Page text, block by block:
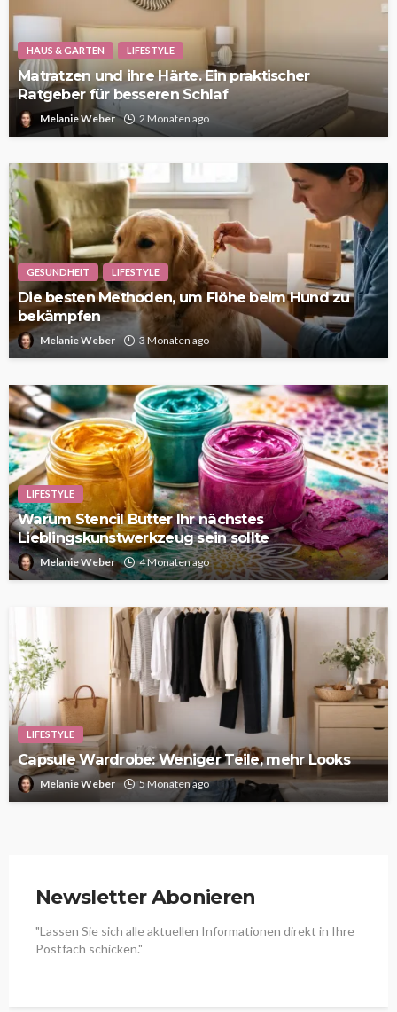
HAUS & GARTEN LIFESTYLE
Matratzen und ihre Härte. Ein praktischer
Ratgeber für besseren Schlaf
Melanie Weber 2 Monaten ago
GESUNDHEIT LIFESTYLE
Die besten Methoden, um Flöhe beim Hund zu
bekämpfen
Melanie Weber 3 Monaten ago
LIFESTYLE
Warum Stencil Butter Ihr nächstes
Lieblingskunstwerkzeug sein sollte
Melanie Weber 4 Monaten ago
LIFESTYLE
Capsule Wardrobe: Weniger Teile, mehr Looks
Melanie Weber 5 Monaten ago
Newsletter Abonieren
"Lassen Sie sich alle aktuellen Informationen direkt in Ihre
Postfach schicken."